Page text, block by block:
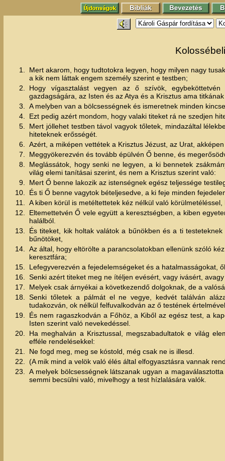
1.
Mert akarom, hogy tudtotokra legyen, hogy milyen nagy
a kik nem láttak engem személy szerint e testben;
2.
Hogy vígasztalást vegyen az ő szívök,
gazdagságára, az Isten és az Atya és a Krisztus ama
3.
A melyben van a bölcsességnek és ismeretnek minden
4.
Ezt pedig azért mondom, hogy valaki titeket rá ne szedjen
5.
Mert jóllehet testben távol vagyok tőletek, mindazáltal
hiteteknek erősségét.
6.
Azért, a miképen vettétek a Krisztus Jézust, az Urat,
7.
Meggyökerezvén és tovább épülvén Ő benne, és
8.
Meglássátok, hogy senki ne legyen, a ki bennetek
világ elemi tanításai szerint, és nem a Krisztus szerint való:
9.
Mert Ő benne lakozik az istenségnek egész teljessége
10.
És ti Ő benne vagytok bételjesedve, a ki feje minden
11.
A kiben körül is metéltettetek kéz nélkül való
12.
Eltemettetvén Ő vele együtt a keresztségben, a kiben
halálból.
13.
És titeket, kik holtak valátok a bűnökben és a ti
bűnötöket,
14.
Az által, hogy eltörölte a parancsolatokban ellenünk szóló
keresztfára;
15.
Lefegyverezvén a fejedelemségeket és a hatalmasságokat,
16.
Senki azért titeket meg ne ítéljen evésért, vagy ivásért,
17.
Melyek csak árnyékai a következendő dolgoknak, de a
18.
Senki tőletek a pálmát el ne vegye, kedvét találván
tudakozván, ok nélkül felfuvalkodván az ő testének
19.
És nem ragaszkodván a Főhöz, a Kiből az egész test, a
Isten szerint való nevekedéssel.
20.
Ha meghalván a Krisztussal, megszabadultatok e világ
efféle rendelésekkel:
21.
Ne fogd meg, meg se kóstold, még csak ne is illesd.
22.
(A mik mind a velök való élés által elfogyasztásra vannak
23.
A melyek bölcsességnek látszanak ugyan a
semmi becsülni való, mivelhogy a test hízlalására valók.